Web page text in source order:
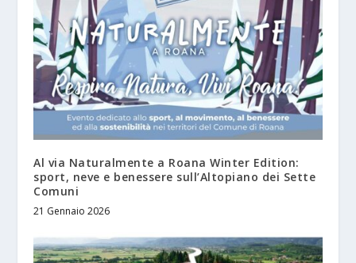
Al via Naturalmente a Roana Winter Edition:
sport, neve e benessere sull’Altopiano dei Sette
Comuni
21 Gennaio 2026